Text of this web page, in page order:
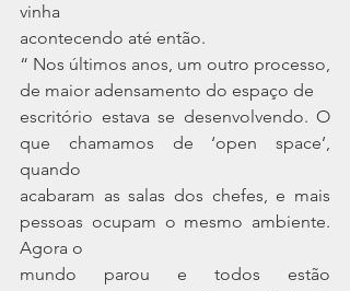
vinha
acontecendo até então.
“ Nos últimos anos, um outro processo,
de maior adensamento do espaço de
escritório estava se desenvolvendo. O
que chamamos de ‘open space’,
quando
acabaram as salas dos chefes, e mais
pessoas ocupam o mesmo ambiente.
Agora o
mundo parou e todos estão